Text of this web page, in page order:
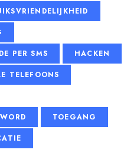
PER SMS
HACKEN
TELEFOONS
TOEGANG